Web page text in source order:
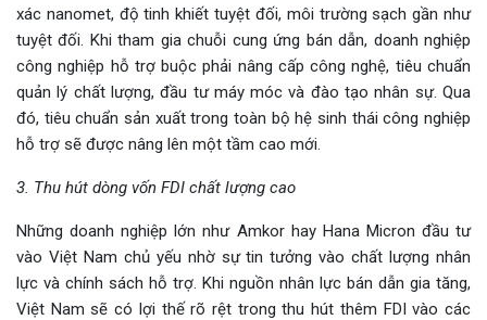
xác nanomet, độ tinh khiết tuyệt đối, môi trường sạch gần như
tuyệt đối. Khi tham gia chuỗi cung ứng bán dẫn, doanh nghiệp
công nghiệp hỗ trợ buộc phải nâng cấp công nghệ, tiêu chuẩn
quản lý chất lượng, đầu tư máy móc và đào tạo nhân sự. Qua
đó, tiêu chuẩn sản xuất trong toàn bộ hệ sinh thái công nghiệp
hỗ trợ sẽ được nâng lên một tầm cao mới.
3. Thu hút dòng vốn FDI chất lượng cao
Những doanh nghiệp lớn như Amkor hay Hana Micron đầu tư
vào Việt Nam chủ yếu nhờ sự tin tưởng vào chất lượng nhân
lực và chính sách hỗ trợ. Khi nguồn nhân lực bán dẫn gia tăng,
Việt Nam sẽ có lợi thế rõ rệt trong thu hút thêm FDI vào các